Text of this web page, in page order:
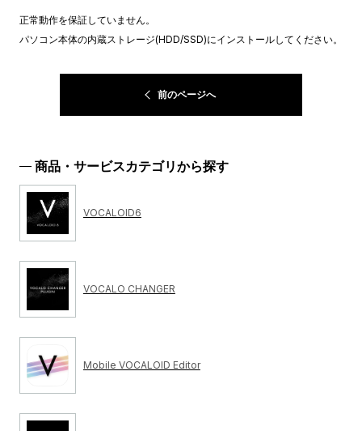
正常動作を保証していません。
パソコン本体の内蔵ストレージ(HDD/SSD)にインストールしてください。
前のページへ
商品・サービスカテゴリから探す
VOCALOID6
VOCALO CHANGER
Mobile VOCALOID Editor